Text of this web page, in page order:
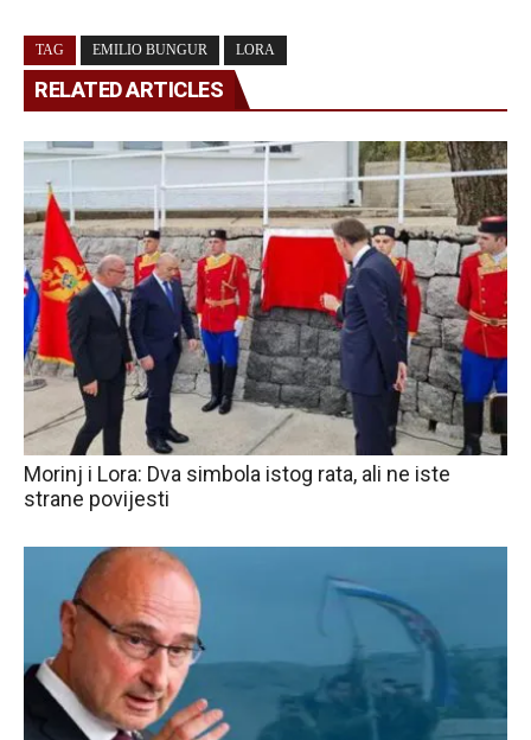
TAG EMILIO BUNGUR LORA
RELATED ARTICLES
Morinj i Lora: Dva simbola istog rata, ali ne iste
strane povijesti